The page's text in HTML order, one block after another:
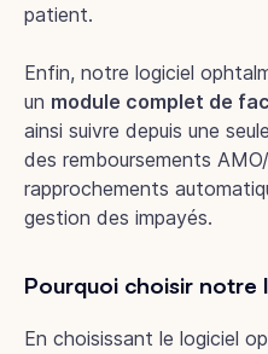
patient.
Enfin, notre logiciel
un module complet de
ainsi suivre depuis une
des remboursements
rapprochements
gestion des impayés.
Pourquoi choisir notre
En choisissant le logiciel